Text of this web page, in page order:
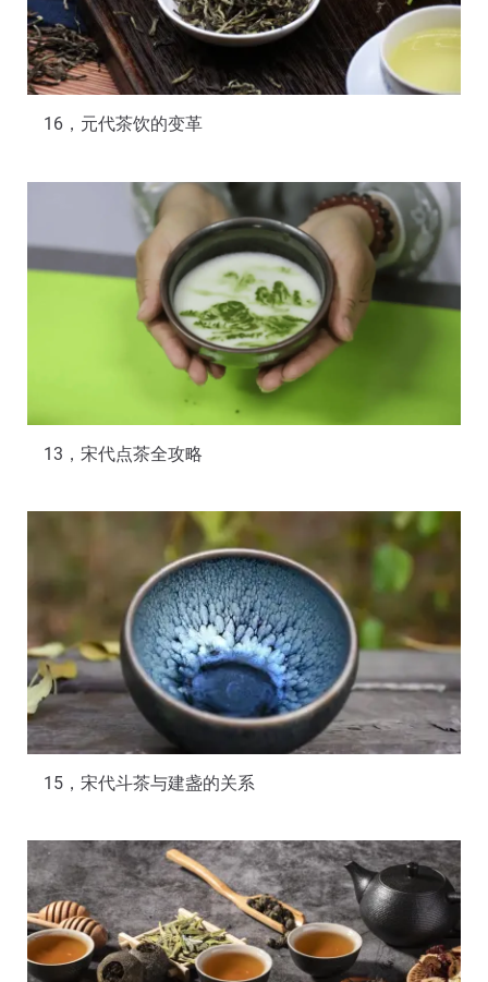
16，元代茶饮的变革
13，宋代点茶全攻略
15，宋代斗茶与建盏的关系